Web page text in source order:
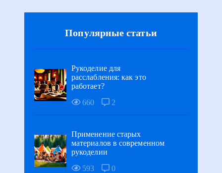
Популярные статьи
Рукоделие для
расслабления: как это
работает?
660
2
Применение старых
материалов в современном
рукоделии
593
0